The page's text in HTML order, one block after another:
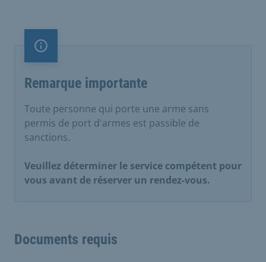
Remarque importante
Remarque importante
Toute personne qui porte une arme sans
permis de port d'armes est passible de
sanctions.
Veuillez déterminer le service compétent pour
vous avant de réserver un rendez-vous.
Documents requis